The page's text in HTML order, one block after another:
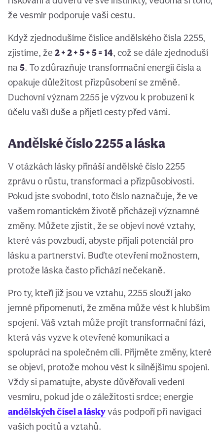
že vesmír podporuje vaši cestu.
Když zjednodušíme číslice andělského čísla 2255,
zjistíme, že 2 + 2 + 5 + 5 = 14, což se dále zjednoduší
na 5. To zdůrazňuje transformační energii čísla a
opakuje důležitost přizpůsobení se změně.
Duchovní význam 2255 je výzvou k probuzení k
účelu vaší duše a přijetí cesty před vámi.
Andělské číslo 2255 a láska
V otázkách lásky přináší andělské číslo 2255
zprávu o růstu, transformaci a přizpůsobivosti.
Pokud jste svobodní, toto číslo naznačuje, že ve
vašem romantickém životě přicházejí významné
změny. Můžete zjistit, že se objeví nové vztahy,
které vás povzbudí, abyste přijali potenciál pro
lásku a partnerství. Buďte otevření možnostem,
protože láska často přichází nečekaně.
Pro ty, kteří již jsou ve vztahu, 2255 slouží jako
jemné připomenutí, že změna může vést k hlubším
spojení. Váš vztah může projít transformační fází,
která vás vyzve k otevřené komunikaci a
spolupráci na společném cíli. Přijměte změny, které
se objeví, protože mohou vést k silnějšímu spojení.
Vždy si pamatujte, abyste důvěřovali vedení
vesmíru, pokud jde o záležitosti srdce; energie
andělských čísel a láskyvás podpoří při navigaci
vašich pocitů a vztahů.